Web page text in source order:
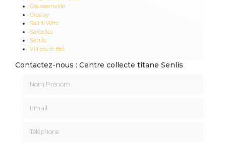
Goussainville
Groslay
Saint-Witz
Sarcelles
Senlis
Villiers-le-Bel
Contactez-nous : Centre collecte titane Senlis